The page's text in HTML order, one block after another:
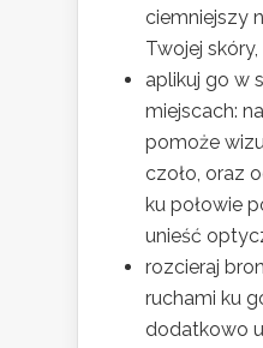
ciemniejszy
Twojej skóry,
aplikuj go w
miejscach:
pomoże
czoło, oraz
ku połowie
unieść
rozcieraj
ruchami ku
dodatkowo